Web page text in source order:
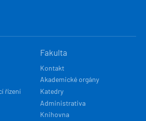
řízení
Fakulta
Kontakt
Akademické orgány
Katedry
Administrativa
Knihovna